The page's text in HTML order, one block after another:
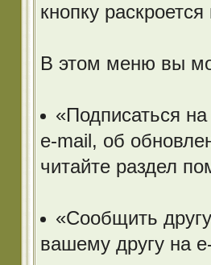
кнопку
В этом меню вы
«Подписаться
e-mail, об
читайте раздел
«Сообщить
вашему другу на